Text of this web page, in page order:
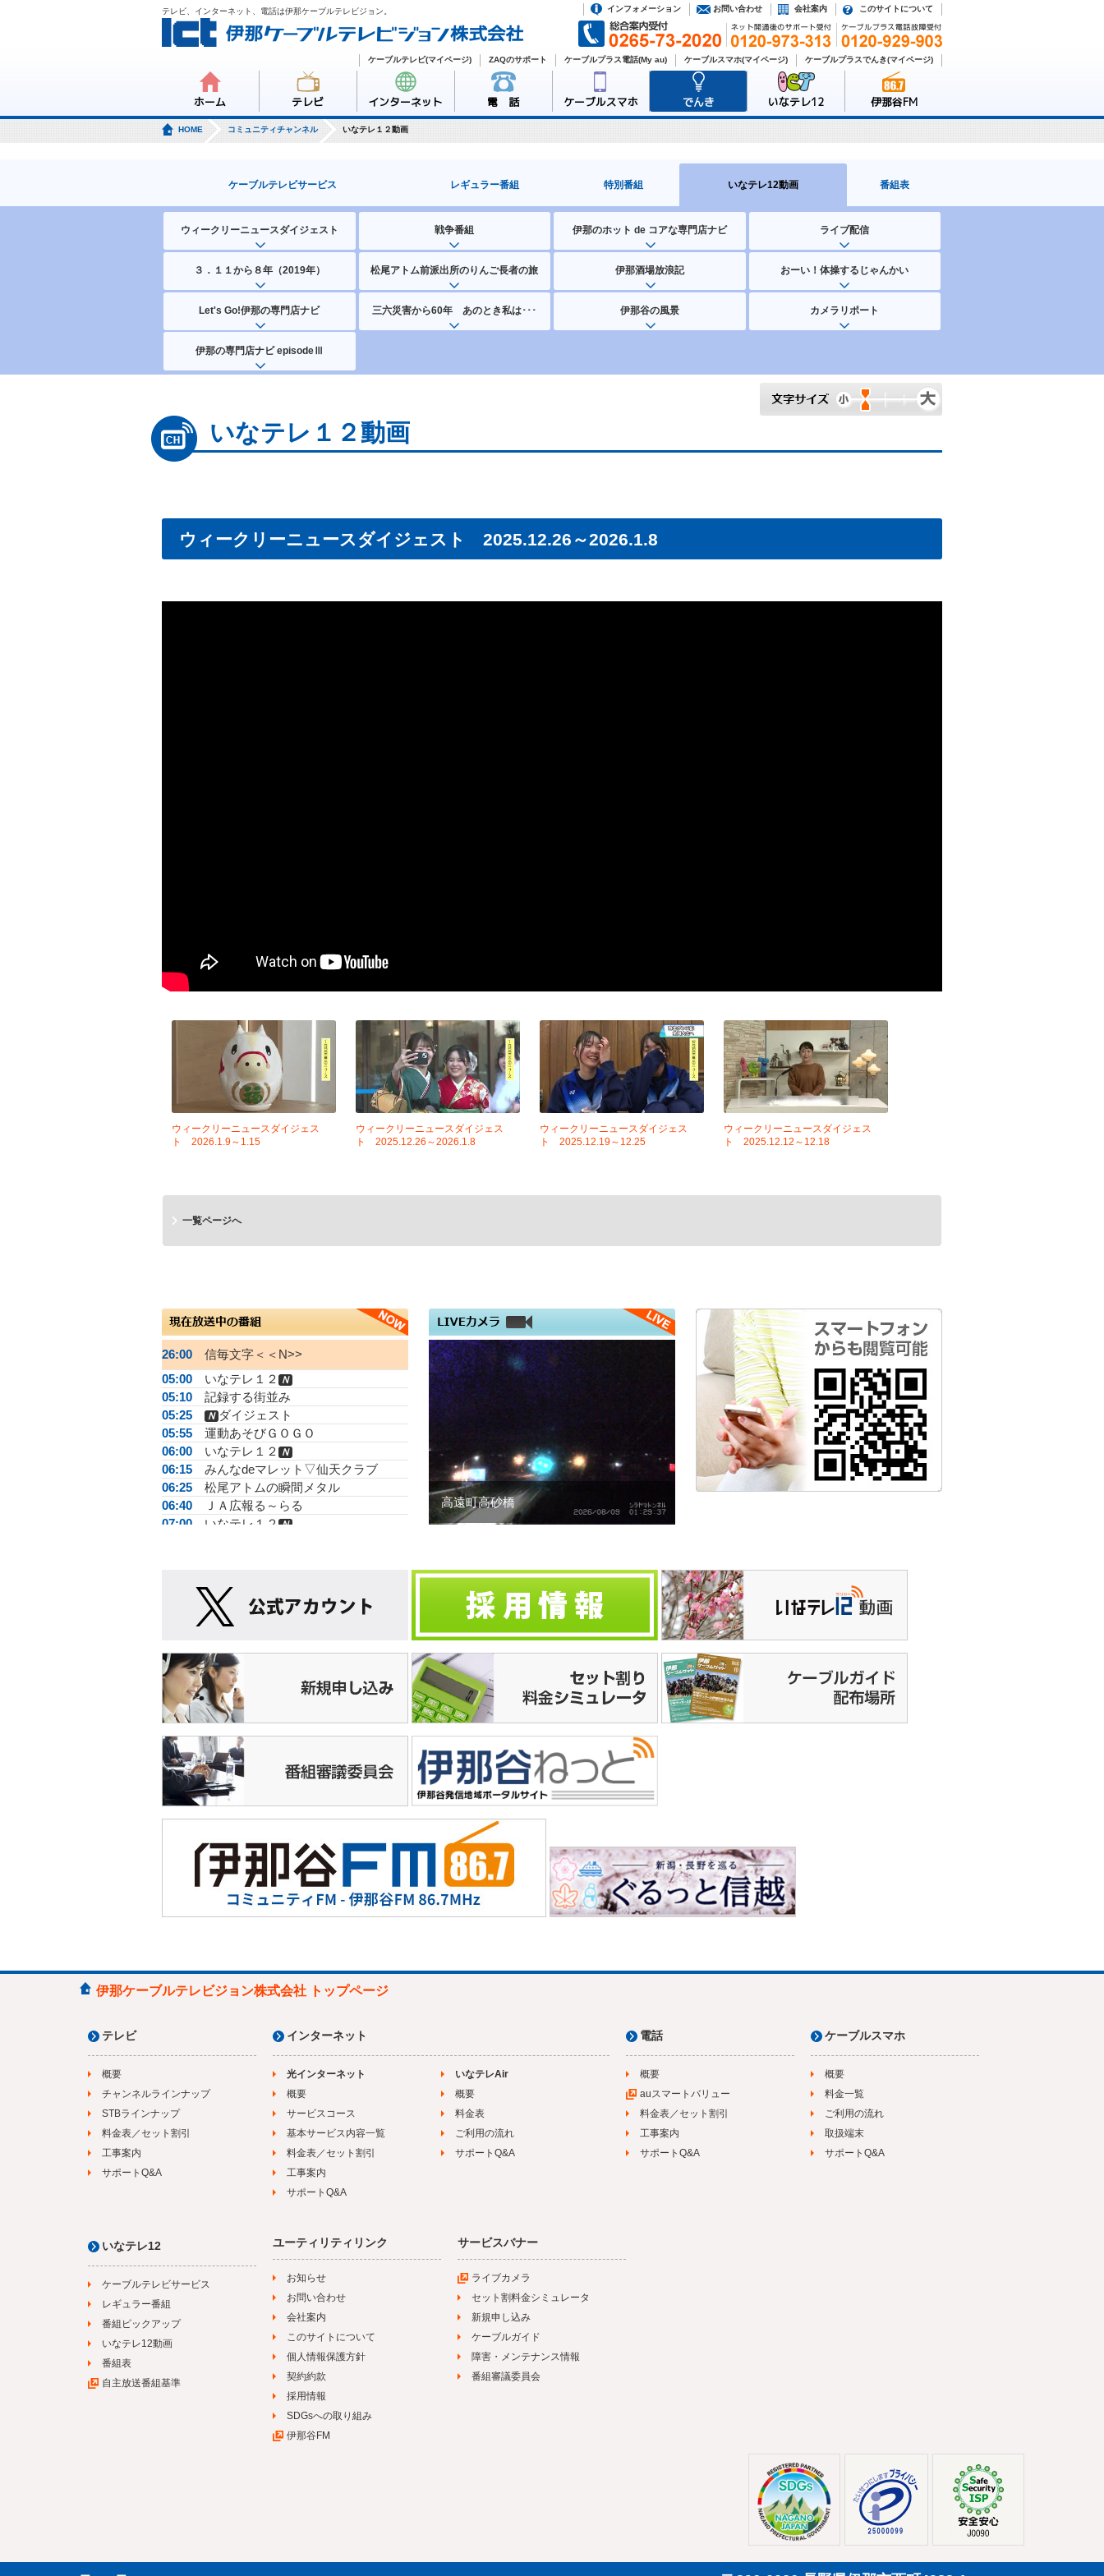
テレビ、インターネット、電話は伊那ケーブルテレビジョン。 このサイトについて
会社案内
お問い合わせ
インフォメーション
ホーム テレビ インターネット 電 話 ケーブルスマホ でんき いなテレ12 伊那谷FM
ケーブルプラスでんき(マイページ)
ケーブルスマホ(マイページ)
ケーブルプラス電話(My au)
ZAQのサポート
ケーブルテレビ(マイページ)
HOME コミュニティチャンネル いなテレ１２動画
ケーブルテレビサービス レギュラー番組 特別番組 いなテレ12動画 番組表
ウィークリーニュースダイジェスト 戦争番組 伊那のホット de コアな専門店ナビ ライブ配信
３．１１から８年（2019年） 松尾アトム前派出所のりんご長者の旅 伊那酒場放浪記 おーい！体操するじゃんかい
Let's Go!伊那の専門店ナビ 三六災害から60年 あのとき私は･･･ 伊那谷の風景 カメラリポート
伊那の専門店ナビ episodeⅢ
いなテレ１２動画
ウィークリーニュースダイジェスト 2025.12.26～2026.1.8
ウィークリーニュースダイジェス
ト 2026.1.9～1.15
ウィークリーニュースダイジェス
ト 2025.12.26～2026.1.8
ウィークリーニュースダイジェス
ト 2025.12.19～12.25
ウィークリーニュースダイジェス
ト 2025.12.12～12.18
一覧ページへ
26:00
信毎文字＜＜N>>
05:00
いなテレ１２ Ｎ
05:10
記録する街並み
05:25
Ｎダイジェスト
05:55
運動あそびＧＯＧＯ
06:00
いなテレ１２ Ｎ
06:15
みんなdeマレット▽仙天クラブ
06:25
松尾アトムの瞬間メタル
06:40
ＪＡ広報る～らる
07:00
いなテレ１２ Ｎ
素顔がいいね南箕輪
もみじチャンネル
08:50
手話で話そう
08:55
運動あそびＧＯＧＯ
09:00
素でどうでしょう
09:30
まるごと信州情報ネット
10:00
伊那ビデオクラブ作品集
10:45
松尾アトムの瞬間メタル
11:00
Ｎダイジェスト
高遠町高砂橋
伊那ケーブルテレビジョン株式会社 トップページ
テレビ
概要
チャンネルラインナップ
STBラインナップ
料金表／セット割引
工事案内
サポートQ&A
インターネット
光インターネット
概要
サービスコース
基本サービス内容一覧
料金表／セット割引
工事案内
サポートQ&A
いなテレAir
概要
料金表
ご利用の流れ
サポートQ&A
電話
概要
auスマートバリュー
料金表／セット割引
工事案内
サポートQ&A
ケーブルスマホ
概要
料金一覧
ご利用の流れ
取扱端末
サポートQ&A
いなテレ12
ケーブルテレビサービス
レギュラー番組
番組ピックアップ
いなテレ12動画
番組表
自主放送番組基準
ユーティリティリンク
お知らせ
お問い合わせ
会社案内
このサイトについて
個人情報保護方針
契約約款
採用情報
SDGsへの取り組み
伊那谷FM
サービスバナー
ライブカメラ
セット割料金シミュレータ
新規申し込み
ケーブルガイド
障害・メンテナンス情報
番組審議委員会